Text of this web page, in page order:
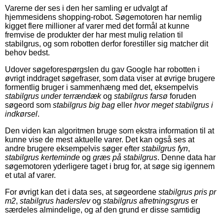
Varerne der ses i den her samling er udvalgt af
hjemmesidens shopping-robot. Søgemotoren har nemlig
kigget flere millioner af varer med det formål at kunne
fremvise de produkter der har mest mulig relation til
stabilgrus, og som robotten derfor forestiller sig matcher dit
behov bedst.
Udover søgeforespørgslen du gav Google har robotten i
øvrigt inddraget søgefraser, som data viser at øvrige brugere
formentlig bruger i sammenhæng med det, eksempelvis
stabilgrus under terrændækog stabilgrus farsø foruden
søgeord som stabilgrus big bag eller hvor meget stabilgrus i
indkørsel.
Den viden kan algoritmen bruge som ekstra information til at
kunne vise de mest aktuelle varer. Det kan også ses at
andre brugere eksempelvis søger efter stabilgrus fyn,
stabilgrus kerteminde og græs på stabilgrus. Denne data har
søgemotoren yderligere taget i brug for, at søge sig igennem
et utal af varer.
For øvrigt kan det i data ses, at søgeordene stabilgrus pris pr
m2, stabilgrus haderslevog stabilgrus afretningsgrus er
særdeles almindelige, og af den grund er disse samtidig